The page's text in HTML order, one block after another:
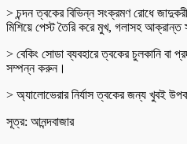
> চন্দন ত্বকের বিভিন্ন সংক্রমণ রোধে
মিশিয়ে পেস্ট তৈরি করে মুখ, গলাসহ আক্রান্ত
> বেকিং সোডা ব্যবহারে ত্বকের চুলকানি বা
সম্পন্ন করুন।
> অ্যালোভেরার নির্যাস ত্বকের জন্য খুবই
সূত্র: আনন্দবাজার